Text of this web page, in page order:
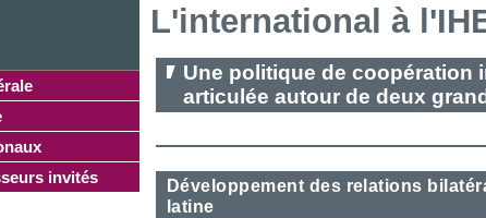
invités
L'international à
Une politique de coopération
articulée autour de deux
Développement des relations
latine